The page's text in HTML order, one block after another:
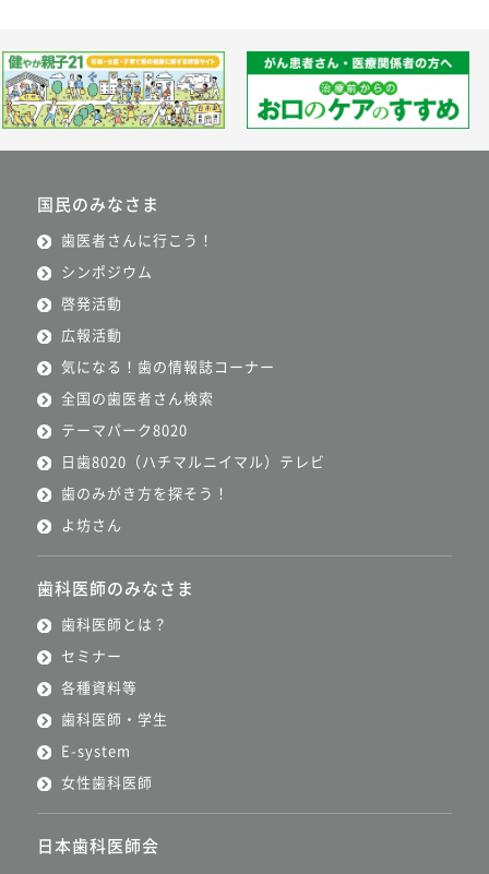
国民のみなさま
歯医者さんに行こう！
シンポジウム
啓発活動
広報活動
気になる！歯の情報誌コーナー
全国の歯医者さん検索
テーマパーク8020
日歯8020（ハチマルニイマル）テレビ
歯のみがき方を探そう！
よ坊さん
歯科医師のみなさま
歯科医師とは？
セミナー
各種資料等
歯科医師・学生
E-system
女性歯科医師
日本歯科医師会